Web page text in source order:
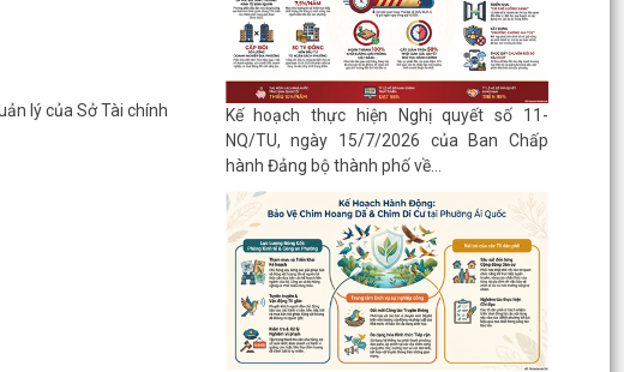
lý của Sở Tài chính
Kế hoạch thực hiện Nghị quyết số 11-
NQ/TU, ngày 15/7/2026 của Ban Chấp
hành Đảng bộ thành phố về...